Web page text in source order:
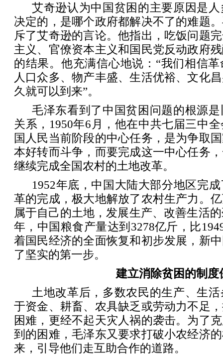
艾奇逊认为中国贫困的主要原因是
决定的，是哪个政府都解决不了的难题
斥了艾奇逊的言论。他指出，吃饭问题
主义、官僚资本主义和国民党反动政府
的结果。他充满信心地说：“我们相信
人口众多、物产丰盛、生活优裕、文化
久就可以到来”。
毛泽东看到了中国贫困问题的根源
关系，1950年6月，他在中共七届三中
国人民当前阶段的中心任务，是为争取
本好转而斗争，而要完成这一中心任务
继续完成全国农村的土地改革。
1952年底，中国大陆大部分地区完
革的完成，极大地解放了农村生产力。
属于自己的土地，发展生产、改善生活
年，中国粮食产量达到3278亿斤，比
着国民经济的全面恢复和初步发展，新
了坚实的第一步。
建立消除贫困的制度
土地改革后，多数农民的生产、生
于资金、耕畜、农具缺乏或劳动力不足
困难，更经不起天灾人祸的袭击。为了
到的困难，毛泽东又要求打破小农经济
来，引导他们走互助合作的道路。